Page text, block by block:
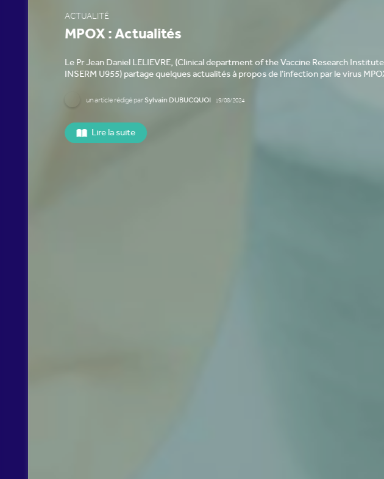
ACTUALITÉ
MPOX : Actualités
Le Pr Jean Daniel LELIEVRE, (Clinical department of the Vaccine Research Institute (VRI) -
INSERM U955) partage quelques actualités à propos de l'infection par le virus MPOX
rédigé parSylvain DUBUCQUOI 19/08/2024
Lire la suite